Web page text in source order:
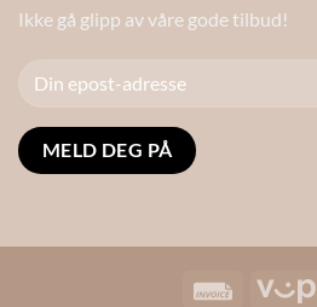
Ikke gå glipp av våre gode tilbud!
Invoice